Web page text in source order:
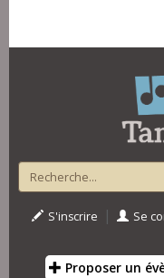
S'inscrire | Se
Proposer un